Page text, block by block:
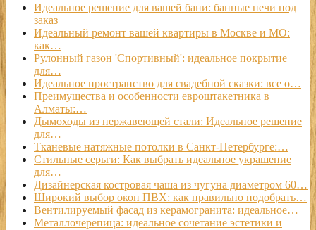
Идеальное решение для вашей бани: банные печи под
заказ
Идеальный ремонт вашей квартиры в Москве и МО:
как…
Рулонный газон 'Спортивный': идеальное покрытие
для…
Идеальное пространство для свадебной сказки: все о…
Преимущества и особенности евроштакетника в
Алматы:…
Дымоходы из нержавеющей стали: Идеальное решение
для…
Тканевые натяжные потолки в Санкт-Петербурге:…
Стильные серьги: Как выбрать идеальное украшение
для…
Дизайнерская костровая чаша из чугуна диаметром 60…
Широкий выбор окон ПВХ: как правильно подобрать…
Вентилируемый фасад из керамогранита: идеальное…
Металлочерепица: идеальное сочетание эстетики и